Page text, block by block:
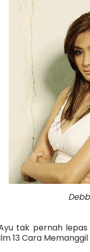
tak pernah
13 Cara